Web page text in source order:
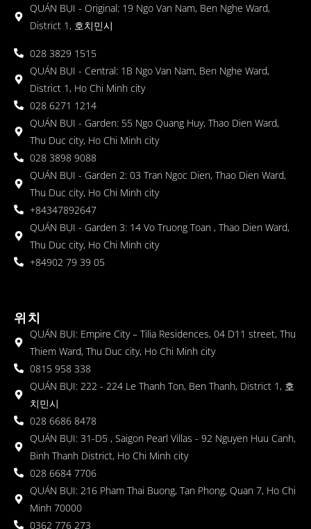
QUÁN BỤI - Original: 19 Ngo Van Nam, Ben Nghe Ward,
District 1, 호치민시
028 3829 1515
QUÁN BỤI - Central: 1B Ngo Van Nam, Ben Nghe Ward,
District 1, Ho Chi Minh city
028 6271 1214
QUÁN BỤI - Garden: 55 Ngo Quang Huy, Thao Dien Ward,
Thu Duc city, Ho Chi Minh city
028 3898 9088
QUÁN BỤI - Garden 2: 03 Tran Ngoc Dien, Thao Dien Ward,
Thu Duc city, Ho Chi Minh city
+84347892647
QUÁN BỤI - Garden 3: 14 Vo Truong Toan , Thao Dien Ward,
Thu Duc city, Ho Chi Minh city
+84902 79 39 05
위치
QUÁN BỤI: Empire City – Tilia Residences, 04 D11 street, Thu
Thiem Ward, Thu Duc city, Ho Chi Minh city
0815 958 338
QUÁN BỤI: 222 - 224 Le Thanh Ton, Ben Thanh, District 1, 호
치민시
028 6686 8478
QUÁN BỤI: 31-D5 , Saigon Pearl Villas - 92 Nguyen Huu Canh,
Binh Thanh District, Ho Chi Minh city
028 6684 7706
QUÁN BỤI: 216 Pham Thai Buong, Tan Phong, Quan 7, Ho Chi
Minh 70000
0362 776 273